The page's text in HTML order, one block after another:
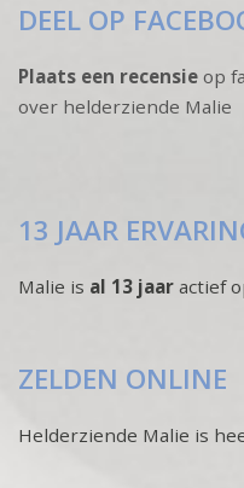
DEEL OP
Plaats een recensie op
over helderziende Malie
13 JAAR
Malie is al 13 jaar actief
ZELDEN ONLINE
Helderziende Malie is